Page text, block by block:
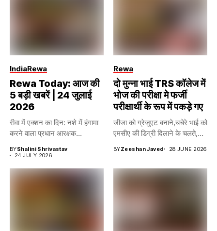
IndiaRewa
Rewa Today: आज की
5 बड़ी खबरें | 24 जुलाई
2026
रीवा में एक्शन का दिन: नशे में हंगामा
करने वाला प्रधान आरक्षक...
BYShalini Shrivastav
24 JULY 2026
Rewa
दो मुन्ना भाई TRS कॉलेज में
भोज की परीक्षा मे फर्जी
परीक्षार्थी के रूप में पकड़े गए
जीजा को ग्रेजुएट बनाने,चचेरे भाई को
एमसीए की डिग्री दिलाने के चलते,...
BYZeeshan Javed 28 JUNE 2026